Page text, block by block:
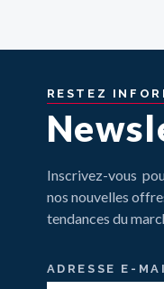
RESTEZ
Inscrivez-vous
nos nouvelles
tendances du
ADRESSE E-